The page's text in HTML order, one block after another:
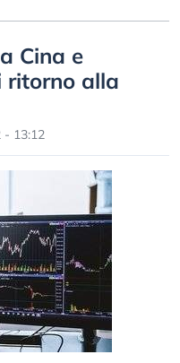
Cina e
ritorno alla
- 13:12